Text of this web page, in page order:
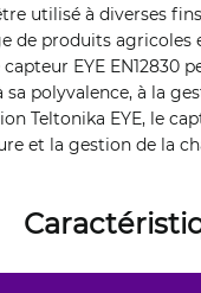
utilisé à diverses
de produits
EYE
sa polyvalence, à la
Teltonika EYE, le
et la gestion de la